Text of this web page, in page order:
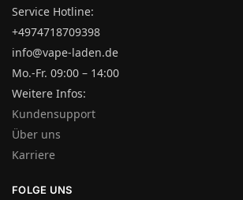
Service Hotline:
+4974718709398
info@vape-laden.de
Mo.-Fr. 09:00 – 14:00
Weitere Infos:
Kundensupport
Über uns
Karriere
FOLGE UNS